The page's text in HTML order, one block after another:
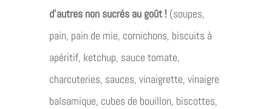
d’autres non sucrés au goût !(soupes,
pain, pain de mie, cornichons, biscuits à
apéritif, ketchup, sauce tomate,
charcuteries, sauces, vinaigrette, vinaigre
balsamique, cubes de bouillon, biscottes,